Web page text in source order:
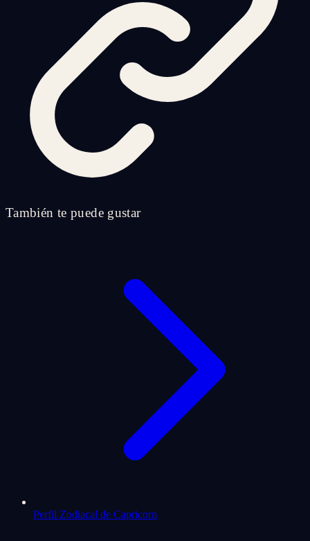
También te puede gustar
Perfil Zodiacal de Capricorn